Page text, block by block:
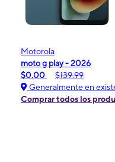
Motorola
moto g play - 2026
$0.00
$139.99
Generalmente en
Comprar todos los